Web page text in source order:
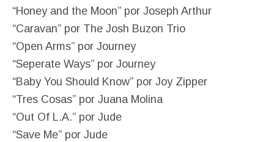
“Honey and the Moon” por Joseph Arthur
“Caravan” por The Josh Buzon Trio
“Open Arms” por Journey
“Seperate Ways” por Journey
“Baby You Should Know” por Joy Zipper
“Tres Cosas” por Juana Molina
“Out Of L.A.” por Jude
“Save Me” por Jude